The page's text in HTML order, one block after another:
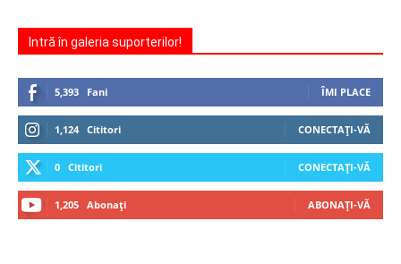
Intră în galeria suporterilor!
5,393 Fani ÎMI PLACE
1,124 Cititori CONECTAȚI-VĂ
0 Cititori CONECTAȚI-VĂ
1,205 Abonați ABONAȚI-VĂ